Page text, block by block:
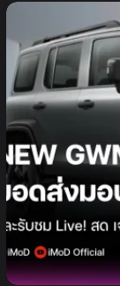
เรื่อง
ล่าสุด
GWM จุดพ
DIESEL” กั
และ เตรียมรั
ของ GWM
DIESEL